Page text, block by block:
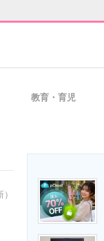
ーダーのコミュニティ
教育・育児